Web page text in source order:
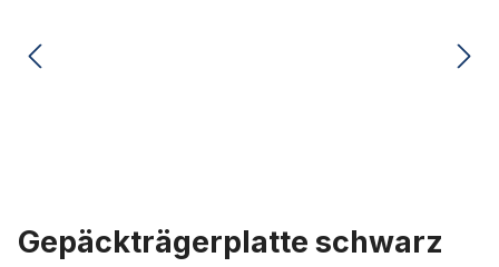
Gepäckträgerplatte schwarz